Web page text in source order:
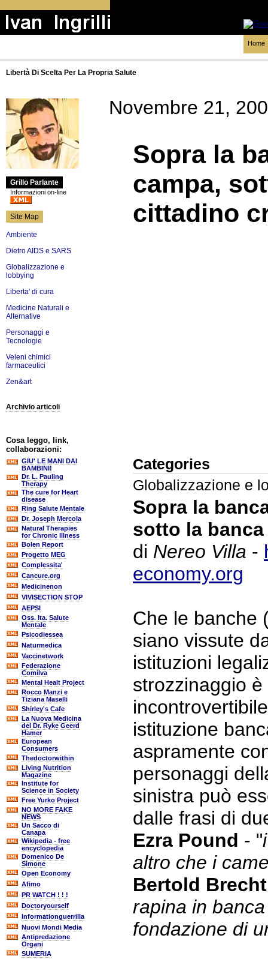
Home
Libertà Di Scelta Per La Propria Salute
Grillo Parlante
Informazioni on-line
Site Map
Ambiente
Dietro AIDS e SARS
Globalizzazione e
lobbying
Liberta' di cura
Medicine Naturali e
Alternative
Personaggi e
Tecnologie
Veleni chimici
farmaceutici
Zen&art
Archivio articoli
Cosa leggo, link,
collaborazioni:
GIU' LE MANI DAI
BAMBINI!
Dr. L. Pauling
Therapy
The cure for Heart
disease
Ring Salute Mentale
Dr. Joseph Mercola
Natural Therapies
for Chronic Illness
Bolen Report
Progetto MEG
Complessita'
Cancure.org
Medicinenon
VIVISECTION STOP
AEPSI
Oss. Ita. Salute
Mentale
Psicodiessea
Naturmedica
Vaccinetwork
Federazione
Comilva
Mental Healt Project
Rocco Manzi e
Tiziana Maselli
Shirley's Cafe
La Nuova Medicina
del Dr. Ryke Geerd
Hamer
European
Consumers
Thedoctorwithin
Living Nutrition
Magazine
Institute for
Science in Society
Free Yurko Project
NO MORE FAKE
NEWS
Un Sacco di
Canapa
Wikipedia - free
encyclopedia
Domenico De
Simone
Open Economy
Afimo
PR WATCH ! ! !
Doctoryourself
Informationguerrilla
Nuovi Mondi Media
Antipredazione
Organi
SUMERIA
Novembre 21,
Sopra la
campa,
cittadino
Categories
Globalizzazione e
Sopra la
sotto la
di Nereo Villa -
economy.org
Che le banche
siano vissute
istituzioni
strozzinaggio
istituzione
aspramente
personaggi
sinistra può
dalle frasi di
Ezra Pound - "
altro che i
Bertold Brecht
rapina in
fondazione di